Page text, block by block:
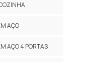
AÇO
AÇO 4 PORTAS